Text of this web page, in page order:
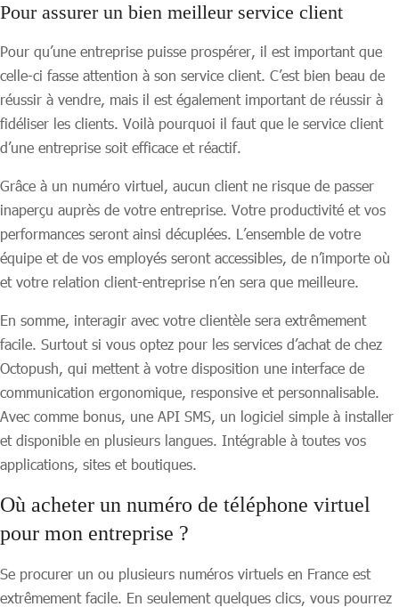
Pour assurer un bien meilleur service client
Pour qu’une entreprise puisse prospérer, il est important que
celle-ci fasse attention à son service client. C’est bien beau de
réussir à vendre, mais il est également important de réussir à
fidéliser les clients. Voilà pourquoi il faut que le service client
d’une entreprise soit efficace et réactif.
Grâce à un numéro virtuel, aucun client ne risque de passer
inaperçu auprès de votre entreprise. Votre productivité et vos
performances seront ainsi décuplées. L’ensemble de votre
équipe et de vos employés seront accessibles, de n’importe où
et votre relation client-entreprise n’en sera que meilleure.
En somme, interagir avec votre clientèle sera extrêmement
facile. Surtout si vous optez pour les services d’achat de chez
Octopush, qui mettent à votre disposition une interface de
communication ergonomique, responsive et personnalisable.
Avec comme bonus, une API SMS, un logiciel simple à installer
et disponible en plusieurs langues. Intégrable à toutes vos
applications, sites et boutiques.
Où acheter un numéro de téléphone virtuel
pour mon entreprise ?
Se procurer un ou plusieurs numéros virtuels en France est
extrêmement facile. En seulement quelques clics, vous pourrez